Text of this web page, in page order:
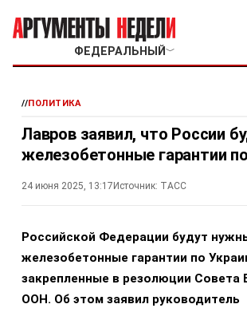
ФЕДЕРАЛЬНЫЙ ﹀
//ПОЛИТИКА
Лавров заявил, что России
железобетонные гарантии
24 июня 2025, 13:17 Источник: ТАСС
Российской Федерации будут
железобетонные гарантии по
закрепленные в резолюции Совета
ООН. Об этом заявил руководитель